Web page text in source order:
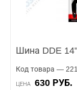
Шина DDE
Код товара —
ЦЕНА 630 РУБ.